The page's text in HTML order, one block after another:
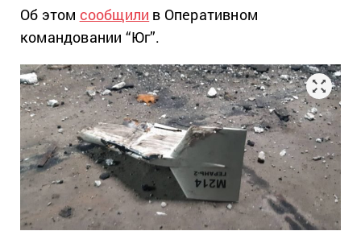
Об этом сообщили в Оперативном
командовании “Юг”.